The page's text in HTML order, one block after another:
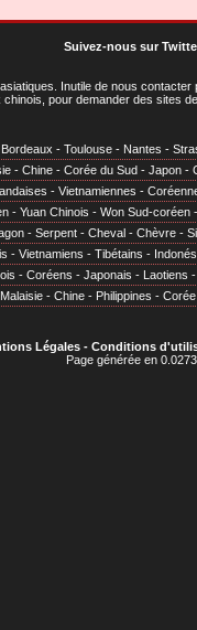
Suivez-nous sur
. Inutile de nous
pour demander des sites
Bordeaux - Toulouse - Nantes -
- Chine - Corée du Sud - Japon -
- Vietnamiennes -
- Yuan Chinois - Won Sud-coréen
- Serpent - Cheval - Chèvre -
- Vietnamiens - Tibétains -
- Coréens - Japonais - Laotiens
Malaisie - Chine - Philippines - Corée
Légales- Conditions
Page générée en